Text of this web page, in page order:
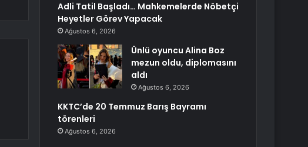
Adli Tatil Başladı… Mahkemelerde Nöbetçi
Heyetler Görev Yapacak
Ağustos 6, 2026
Ünlü oyuncu Alina Boz
mezun oldu, diplomasını
aldı
Ağustos 6, 2026
KKTC’de 20 Temmuz Barış Bayramı
törenleri
Ağustos 6, 2026